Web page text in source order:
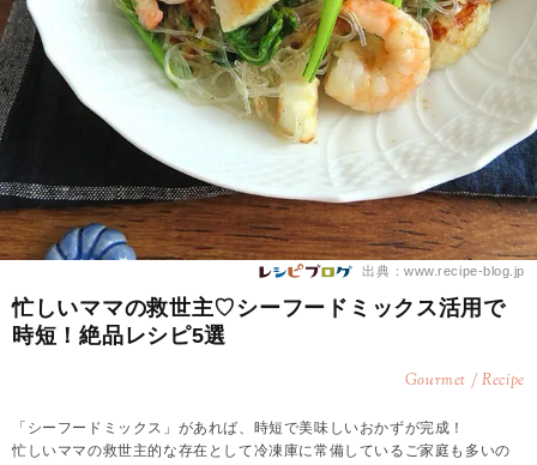
出典：www.recipe-blog.jp
忙しいママの救世主♡シーフードミックス活用で
時短！絶品レシピ5選
Gourmet / Recipe
「シーフードミックス」があれば、時短で美味しいおかずが完成！
忙しいママの救世主的な存在として冷凍庫に常備しているご家庭も多いの